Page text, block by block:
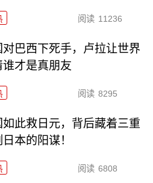
阅读 11236
对巴西下死手，卢拉让世界
谁才是真朋友
阅读 8295
如此救日元，背后藏着三重
本的阳谋！
阅读 6808